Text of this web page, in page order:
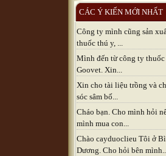
CÁC Ý KIẾN MỚI NHẤT
Công ty mình cũng sản
thuốc thú y, ...
Mình đến từ công ty
Goovet. Xin...
Xin cho tài liệu trồng và
sóc sâm bố...
Cháo bạn. Cho mình hỏi
mình mua con...
Chào cayduoclieu Tôi ở
Dương. Cho hỏi bên